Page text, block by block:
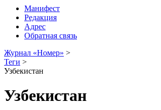
Манифест
Редакция
Адрес
Обратная связь
Журнал «Номер» >
Теги >
Узбекистан
Узбекистан